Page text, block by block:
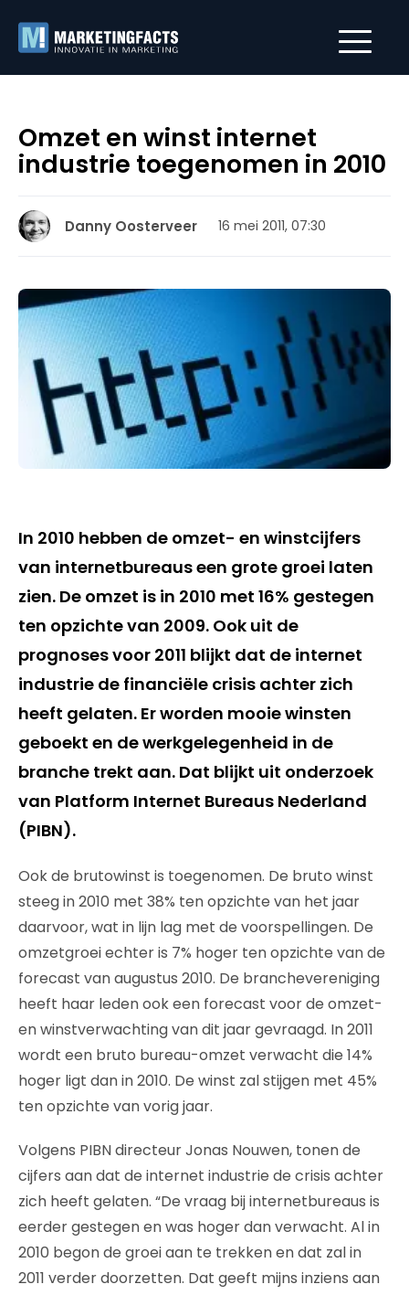
Omzet en winst internet
industrie toegenomen in 2010
Danny Oosterveer 16 mei 2011, 07:30
In 2010 hebben de omzet- en winstcijfers
van internetbureaus een grote groei laten
zien. De omzet is in 2010 met 16% gestegen
ten opzichte van 2009. Ook uit de
prognoses voor 2011 blijkt dat de internet
industrie de financiële crisis achter zich
heeft gelaten. Er worden mooie winsten
geboekt en de werkgelegenheid in de
branche trekt aan. Dat blijkt uit onderzoek
van Platform Internet Bureaus Nederland
(PIBN).
Ook de brutowinst is toegenomen. De bruto winst
steeg in 2010 met 38% ten opzichte van het jaar
daarvoor, wat in lijn lag met de voorspellingen. De
omzetgroei echter is 7% hoger ten opzichte van de
forecast van augustus 2010. De branchevereniging
heeft haar leden ook een forecast voor de omzet-
en winstverwachting van dit jaar gevraagd. In 2011
wordt een bruto bureau-omzet verwacht die 14%
hoger ligt dan in 2010. De winst zal stijgen met 45%
ten opzichte van vorig jaar.
Volgens PIBN directeur Jonas Nouwen, tonen de
cijfers aan dat de internet industrie de crisis achter
zich heeft gelaten. “De vraag bij internetbureaus is
eerder gestegen en was hoger dan verwacht. Al in
2010 begon de groei aan te trekken en dat zal in
2011 verder doorzetten. Dat geeft mijns inziens aan